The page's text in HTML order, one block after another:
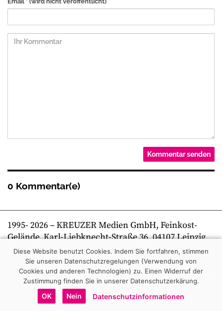
0 Kommentar(e)
1995- 2026– KREUZER Medien GmbH, Feinkost-
Gelände, Karl-Liebknecht-Straße 36, 04107 Leipzig,
Telefon +49 341 269 80 0 | kreuzer online
Diese Website benutzt Cookies. Indem Sie fortfahren, stimmen
Sie unseren Datenschutzregelungen (Verwendung von
Cookies und anderen Technologien) zu. Einen Widerruf der
Zustimmung finden Sie in unserer Datenschutzerkärung.
OK Nein Datenschutzinformationen